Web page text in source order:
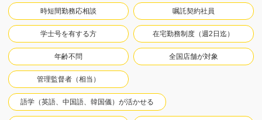
時短間勤務応相談 嘱託契約社員
学士号を有する方 在宅勤務制度（週2日迄）
年齢不問 全国店舗が対象
管理監督者（相当）
語学（英語、中国語、韓国儀）が活かせる